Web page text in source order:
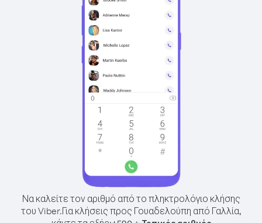
Να καλείτε τον αριθμό από το πληκτρολόγιο κλήσης
του Viber.Για κλήσεις προς Γουαδελούπη από Γαλλία,